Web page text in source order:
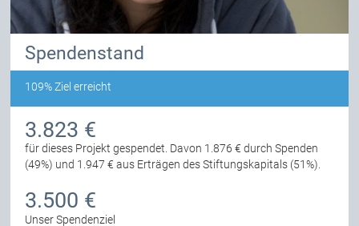
Spendenstand
109% Ziel erreicht
3.823 €
für dieses Projekt gespendet. Davon 1.876 € durch Spenden
(49%) und 1.947 € aus Erträgen des Stiftungskapitals (51%).
3.500 €
Unser Spendenziel